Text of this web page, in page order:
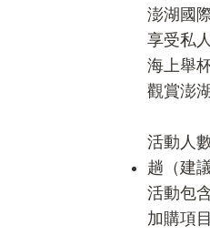
澎湖國
享受私
海上舉
觀賞澎
活動人
趟（建
活動包
加購項